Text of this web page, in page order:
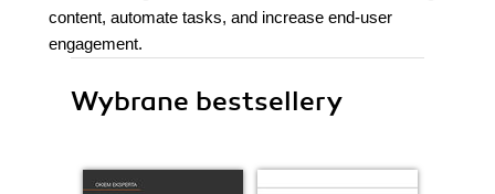
content, automate tasks, and increase end-user
engagement.
Wybrane bestsellery